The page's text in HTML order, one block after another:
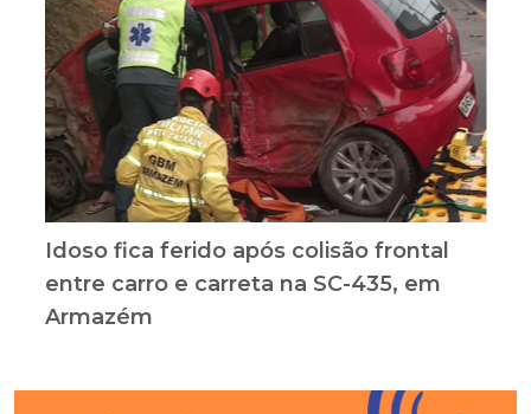
Idoso fica ferido após colisão frontal
entre carro e carreta na SC-435, em
Armazém